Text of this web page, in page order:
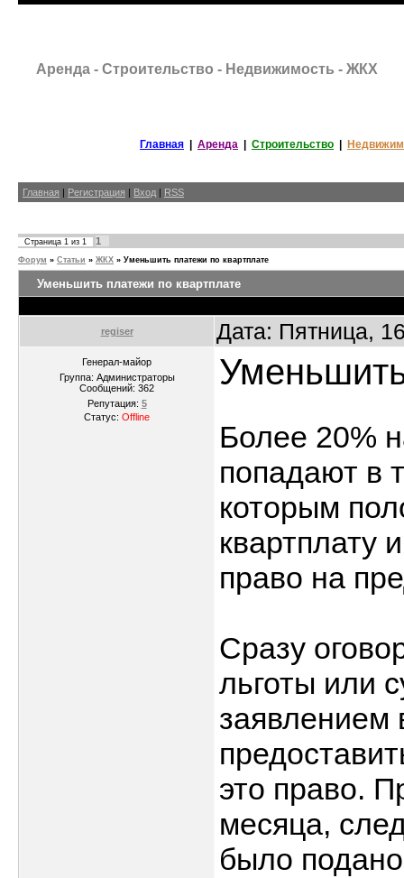
Аренда - Строительство - Недвижимость - ЖКХ
Главная Аренда Строительство
Главная Регистрация Вход RSS
Страница 1 из 1 1
Форум » Статьи » ЖКХ » Уменьшить платежи по квартплате
Уменьшить платежи по квартплате
regiser Дата: Пятница,
Генерал-майор
Группа: Администраторы
Сообщений: 362
Репутация: 5
Статус: Offline
Более 20%
попадают в
которым
квартплату
право на
Сразу
льготы или
заявлением
это право.
месяца,
было